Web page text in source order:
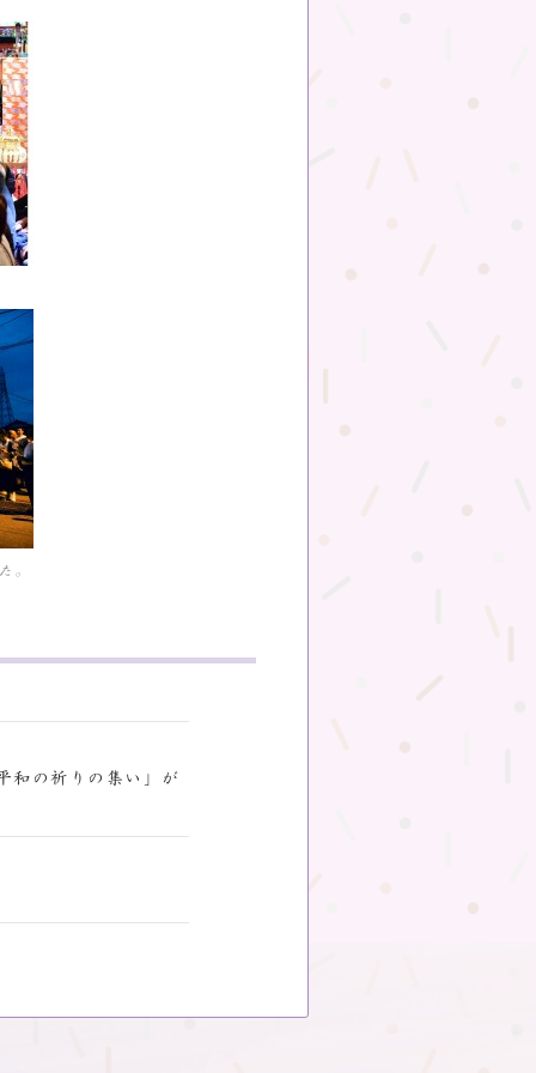
。
和の祈りの集い」が